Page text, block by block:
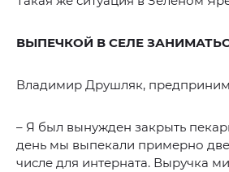
ВЫПЕЧКОЙ В СЕЛЕ
Владимир Друшляк,
– Я был вынужден закрыть
день мы выпекали примерно
числе для интерната. Выручка